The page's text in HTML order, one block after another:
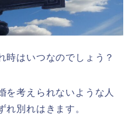
時はいつなのでしょう？
を考えられないような人
れ別れはきます。